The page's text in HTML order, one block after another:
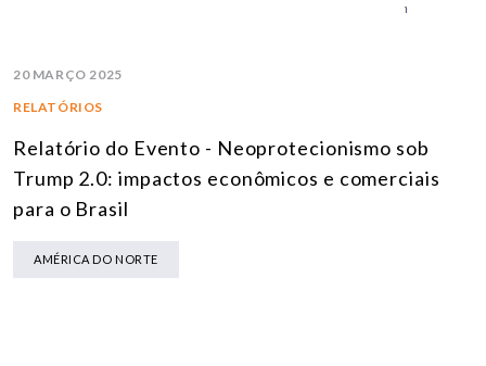
20 MARÇO 2025
RELATÓRIOS
Relatório do Evento - Neoprotecionismo sob
Trump 2.0: impactos econômicos e comerciais
para o Brasil
AMÉRICA DO NORTE